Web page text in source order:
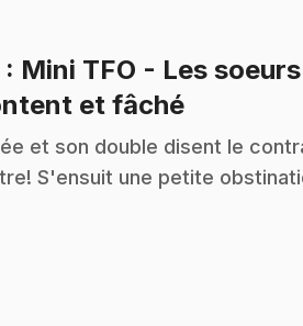
: Mini TFO - Les
et fâché.
et son double disent le
S'ensuit une petite